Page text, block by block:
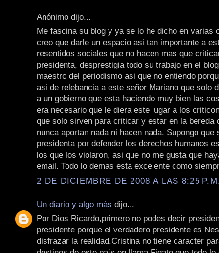
Anónimo dijo...
Me fascina su blog y ya se lo he dicho en varias
creo que darle un espacio asi tan importante a
resentidos sociales que no hacen mas que
presidenta, desprestigia todo su trabajo en el
maestro del periodismo asi que no entiendo
asi de relebancia a este señor Mariano que solo
a un gobierno que esta haciendo muy bien las
era necesario que le diera este lugar a los
que solo sirven para criticar y estar en la bereda
nunca aportan nada ni hacen nada. Supongo que
presidenta por defender los derechos humanos
los que los violaron, asi que no me gusta que
email. Todo lo demas esta excelente como
2 DE DICIEMBRE DE 2008 A LAS 8:25
Un diario y algo más dijo...
Por Dios Ricardo,primero no podes decir
presidente porque el verdadero presidente es
disfrazar la realidad.Cristina no tiene caracter